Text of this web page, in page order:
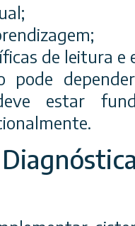
de leitura e
pode
estar